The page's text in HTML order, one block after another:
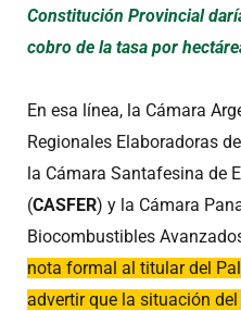
Constitución Provincial
cobro de la tasa por
En esa línea, la Cámara
Regionales Elaboradoras
la Cámara Santafesina de
(CASFER) y la Cámara
Biocombustibles
nota formal al titular del
advertir que la situación